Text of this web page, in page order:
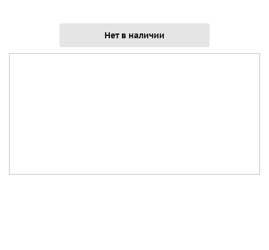
Нет в наличии